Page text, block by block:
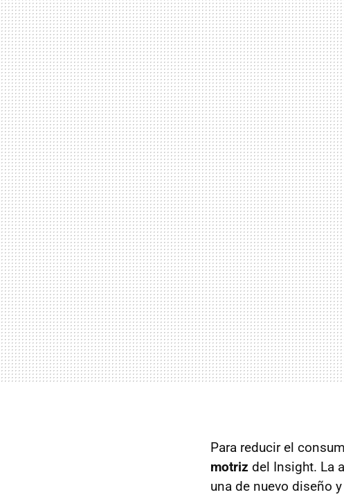
Para reducir el
motriz del Insight. La
una de nuevo diseño